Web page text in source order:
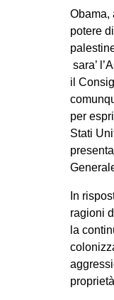
Obama,
potere
sara’
il
per
Stati
In
ragioni
la